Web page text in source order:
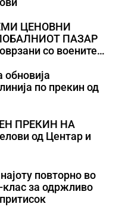
ЦЕНОВНИ
ПАЗАР
со воените
обновија
по прекин од
ПРЕКИН НА
од Центар и
повторно во
клас за одржливо